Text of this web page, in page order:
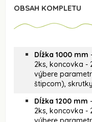
OBSAH KOMPLETU
Dĺžka 1000 mm
2ks, koncovka -
výbere
štipcom),
Dĺžka 1200 mm
2ks, koncovka -